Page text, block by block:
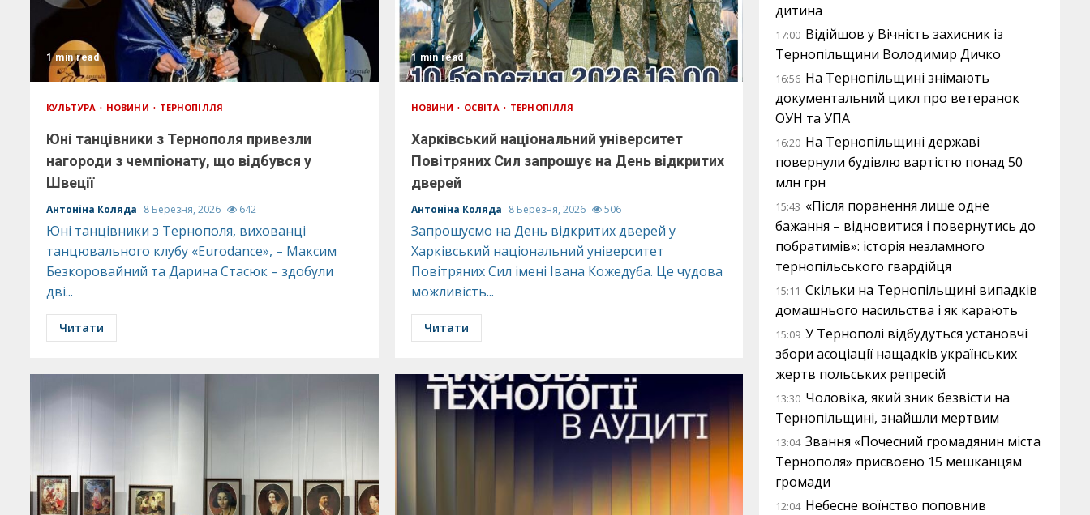
1 min read
КУЛЬТУРА НОВИНИ ТЕРНОПІЛЛЯ
Юні танцівники з Тернополя привезли
нагороди з чемпіонату, що відбувся у
Швеції
Антоніна Коляда 8 Березня, 2026 642
Юні танцівники з Тернополя, вихованці
танцювального клубу «Eurodance», – Максим
Безкоровайний та Дарина Стасюк – здобули
дві...
Читати
1 min read
НОВИНИ ОСВІТА ТЕРНОПІЛЛЯ
Харківський національний університет
Повітряних Сил запрошує на День відкритих
дверей
Антоніна Коляда 8 Березня, 2026 506
Запрошуємо на День відкритих дверей у
Харківський національний університет
Повітряних Сил імені Івана Кожедуба. Це чудова
можливість...
Читати
дитина
17:00 Відійшов у Вічність захисник із
Тернопільщини Володимир Дичко
16:56 На Тернопільщині знімають
документальний цикл про ветеранок
ОУН та УПА
16:20 На Тернопільщині державі
повернули будівлю вартістю понад 50
млн грн
15:43 «Після поранення лише одне
бажання – відновитися і повернутись до
побратимів»: історія незламного
тернопільського гвардійця
15:11 Скільки на Тернопільщині випадків
домашнього насильства і як карають
15:09 У Тернополі відбудуться установчі
збори асоціації нащадків українських
жертв польських репресій
13:30 Чоловіка, який зник безвісти на
Тернопільщині, знайшли мертвим
13:04 Звання «Почесний громадянин міста
Тернополя» присвоєно 15 мешканцям
громади
12:04 Небесне воїнство поповнив